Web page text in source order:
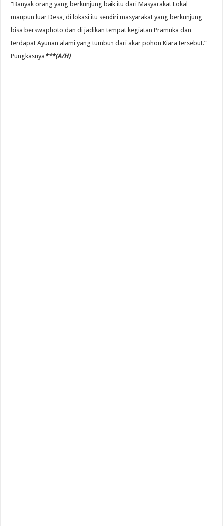
“Banyak orang yang berkunjung baik itu dari Masyarakat Lokal
maupun luar Desa, di lokasi itu sendiri masyarakat yang berkunjung
bisa berswaphoto dan di jadikan tempat kegiatan Pramuka dan
terdapat Ayunan alami yang tumbuh dari akar pohon Kiara tersebut.”
Pungkasnya ***(A/H)